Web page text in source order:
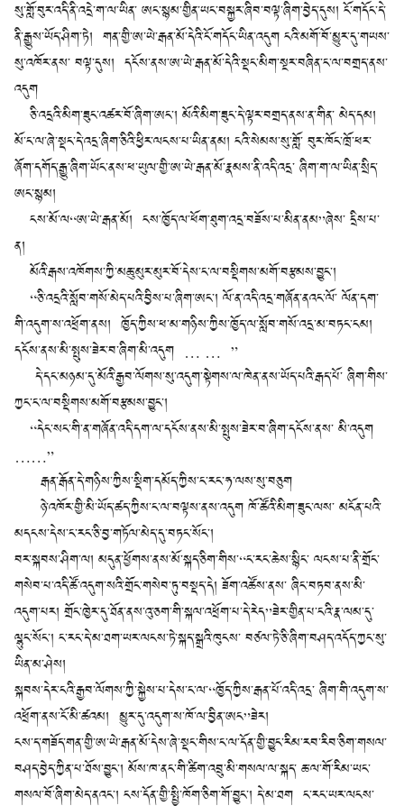
སུ་གློ་བུར་འདི་ནི་འདྲེ་ག་ལ་ཡིན་ ཨང་སྙམ་གྱིན་ཡང་བསྐྱར་ཞིབ་བལྟ་ཞིག་བྱེད་དུས། ངོ་གདོང་དེ་
ནི་རྒྱུས་ཡོད་ཤིག་ཏེ། གན་གྱི་ཨ་ཡེ་རྒན་མོ་དེའི་ངོ་གདོང་ཡིན་འདུག ངའི་མགོ་བོ་མྱུར་དུ་གཡས་
སུ་འཁོར་ནས་ བལྟ་དུས། དངོས་ནས་ཨ་ཡེ་རྒན་མོ་དེའི་སྡང་མིག་སྔར་བཞིན་ང་ལ་བགྲད་ནས་
འདུག
ཅི་འདྲའི་མིག་ཟུང་འཚར་བོ་ཞིག་ཨང་། མོའི་མིག་ཟུང་དེ་ལྟར་བགྲད་ནས་ན་གིན་ མེད་དམ།
མོ་ང་ལ་ཞེ་སྡང་དེ་འདྲ་ཞིག་ཅིའི་ཕྱིར་ལངས་པ་ཡིན་ནམ། ངའི་སེམས་སུ་གློ་ བུར་ཁོང་ཁྲོ་ཕར་
ཞོག་དགོད་རྒྱུ་ཞིག་ཡོང་ནས་ཕ་ཡུལ་གྱི་ཨ་ཡེ་རྒན་མོ་རྣམས་ནི་འདི་འདྲ་ ཞིག་ག་ལ་ཡིན་སྲིད་
ཨང་སྙམ།
ངས་མོ་ལ“ཨ་ཡེ་རྒན་མོ། ངས་ཁྱོད་ལ་ཕོག་ཐུག་འདྲ་བཟོས་པ་མིན་ནམ”ཞེས་ དྲིས་པ་
ན།
མོའི་རྒས་འཁོགས་ཀྱི་མཆུ་མུར་མུར་བོ་དེས་ང་ལ་བསྡིགས་མགོ་བརྩམས་བྱུང་།
“ཅི་འདྲའི་སློབ་གསོ་མེད་པའི་བྱིས་པ་ཞིག་ཨང་། ལོ་ན་འདི་འདྲ་གཞོན་ནའང་ལོ་ ལོན་དག་
གི་འདུག་ས་འཕྲོག་ནས། ཁྱོད་ཀྱིས་ཕ་མ་གཉིས་ཀྱིས་ཁྱོད་ལ་སློབ་གསོ་འདྲ་མ་བཏང་ངམ།
དངོས་ནས་མི་སྤུས་ཟེར་བ་ཞིག་མི་འདུག … … ”
དེ་དང་མཉམ་དུ་མོའི་རྒྱབ་ལོགས་སུ་འདུག་སྟེགས་ལ་ཁེན་ནས་ཡོད་པའི་རྒད་པོ་ ཞིག་གིས་
ཀྱང་ང་ལ་བསྡིགས་མགོ་བརྩམས་བྱུང་།
“དེང་སང་གི་ན་གཞོན་འདི་དག་ལ་དངོས་ནས་མི་སྤུས་ཟེར་བ་ཞིག་དངོས་ནས་ མི་འདུག
……”
རྒན་རྒོན་དེ་གཉིས་ཀྱིས་སྡིག་དམོད་ཀྱིས་ང་རང་ཧ་ལས་སུ་བཅུག
ཉེ་འཁོར་གྱི་མི་ཡོད་ཚད་ཀྱིས་ང་ལ་བལྟས་ནས་འདུག ཁོ་ཚོའི་མིག་ཟུང་ལས་ མངོན་པའི་
མདངས་དེས་ང་རང་ཅི་བྱ་གཏོལ་མེད་དུ་བཏང་སོང་།
བར་སྐབས་ཤིག་ལ། མདུན་ཕྱོགས་ནས་མོ་སྐད་ཅིག་གིས་“ང་རང་ཆེས་སྙིང་ ལངས་པ་ནི་གྲོང་
གསེབ་པ་འདི་ཚོ་འདུག་སའི་གྲོང་གསེབ་ཏུ་བསྡད་དེ། ཟོག་འཚོས་ནས་ ཞིང་བཏབ་ནས་མི་
འདུག་པར། གྲོང་ཁྱེར་དུ་ཐོན་ནས་འུ་ཅག་གི་སྐལ་འཕྲོག་པ་དེ་རེད”ཟེར་གྱིན་པ་ངའི་རྣ་ལམ་དུ་
ལྷུང་སོང་། ང་རང་དེ་མ་ཐག་ཡར་ལངས་ཏེ་སྐད་སྒྲའི་ཁུངས་ བཙལ་ཏེ་ཅི་ཞིག་བཤད་འདོད་ཀྱང་སུ་
ཡིན་མ་ཤེས།
སྐབས་དེར་ངའི་རྒྱབ་ལོགས་ཀྱི་སྐྱེས་པ་དེས་ང་ལ་“ཁྱོད་ཀྱིས་རྒན་པོ་འདི་འདྲ་ ཞིག་གི་འདུག་ས་
འཕྲོག་ནས་ངོ་མི་ཚའམ། མྱུར་དུ་འདུག་ས་ཁོ་ལ་བྱིན་ཨང”ཟེར།
ངས་ད་གཟོད་གན་གྱི་ཨ་ཡེ་རྒན་མོ་དེས་ཞེ་སྡང་གིས་ང་ལ་དོན་གྱི་བྱུང་རིམ་རབ་རིབ་ཅིག་གསལ་
བཤད་བྱེད་ཀྱིན་པ་ཐོས་བྱུང་། མོས་ཁ་ནང་གི་ཚིག་འབྲུ་མི་གསལ་ལ་སྐད་ ཆ་ལ་གོ་རིམ་ཡང་
གསལ་བོ་ཞིག་མེད་ནའང་། ངས་དོན་གྱི་སྤྱི་ཁོག་ཅིག་གོ་བྱུང་། དེ་མ་ཐག ང་རང་ཡར་ལངས་